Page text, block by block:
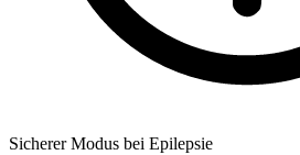
Sicherer Modus bei Epilepsie